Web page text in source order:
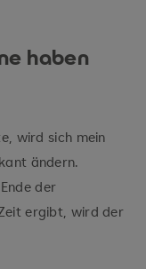
haben
wird sich mein
ändern.
der
ergibt, wird der